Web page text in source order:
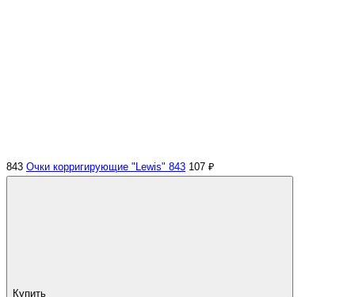
843 Очки корригирующие "Lewis" 843 107 ₽
Купить